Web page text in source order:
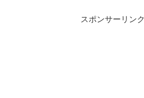
スポンサーリンク